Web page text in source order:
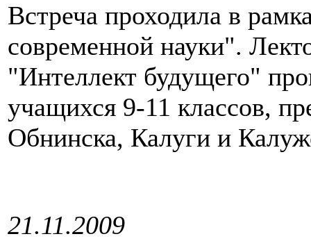
Встреча проходила в
современной науки".
"Интеллект будущего"
учащихся 9-11 классов,
Обнинска, Калуги и
21.11.2009